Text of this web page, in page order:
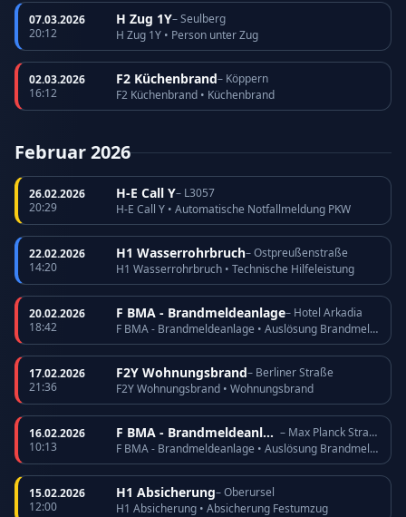
07.03.2026
20:12
H Zug 1Y– Seulberg
H Zug 1Y • Person unter Zug
02.03.2026
16:12
F2 Küchenbrand– Köppern
F2 Küchenbrand • Küchenbrand
Februar 2026
26.02.2026
20:29
H-E Call Y– L3057
H-E Call Y • Automatische Notfallmeldung PKW
22.02.2026
14:20
H1 Wasserrohrbruch– Ostpreußenstraße
H1 Wasserrohrbruch • Technische Hilfeleistung
20.02.2026
18:42
F BMA - Brandmeldeanlage– Hotel Arkadia
F BMA - Brandmeldeanlage • Auslösung Brandmeldeanlage
17.02.2026
21:36
F2Y Wohnungsbrand– Berliner Straße
F2Y Wohnungsbrand • Wohnungsbrand
16.02.2026
10:13
F BMA - Brandmeldeanlage
– Max Planck Straße
F BMA - Brandmeldeanlage • Auslösung Brandmeldeanlage
15.02.2026
12:00
H1 Absicherung– Oberursel
H1 Absicherung • Absicherung Festumzug